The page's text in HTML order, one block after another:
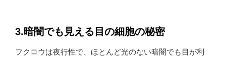
3.暗闇でも見える目の細胞の秘密
フクロウは夜行性で、ほとんど光のない暗闇でも目が利